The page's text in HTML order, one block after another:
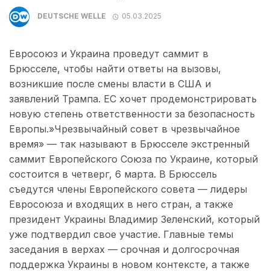
DEUTSCHE WELLE 05.03.2025
Евросоюз и Украина проведут саммит в
Брюсселе, чтобы найти ответы на вызовы,
возникшие после смены власти в США и
заявлений Трампа. ЕС хочет продемонстрировать
новую степень ответственности за безопасность
Европы.»Чрезвычайный совет в чрезвычайное
время» — так называют в Брюсселе экстренный
саммит Европейского Союза по Украине, который
состоится в четверг, 6 марта. В Брюссель
съедутся члены Европейского совета — лидеры
Евросоюза и входящих в него стран, а также
президент Украины Владимир Зеленский, который
уже подтвердил свое участие. Главные темы
заседания в верхах — срочная и долгосрочная
поддержка Украины в новом контексте, а также